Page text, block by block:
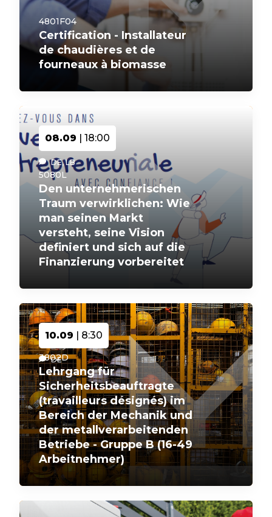
4801F04
Certification - Installateur
de chaudières et de
fourneaux à biomasse
08.09 | 18:00
DE, LB
5080L
Den unternehmerischen
Traum verwirklichen: Wie
man seinen Markt
versteht, seine Vision
definiert und sich auf die
Finanzierung vorbereitet
10.09 | 8:30
DE
3802D
Lehrgang für
Sicherheitsbeauftragte
(travailleurs désignés) im
Bereich der Mechanik und
der metallverarbeitenden
Betriebe - Gruppe B (16-49
Arbeitnehmer)